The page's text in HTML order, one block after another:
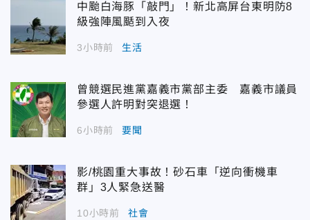
中颱白海豚「敲門」！新北高屏台東明防8
級強陣風颳到入夜
3小時前 生活
曾競選民進黨嘉義市黨部主委 嘉義市議員
參選人許明對突退選！
6小時前 要聞
影/桃園重大事故！砂石車「逆向衝機車
群」3人緊急送醫
10小時前 社會